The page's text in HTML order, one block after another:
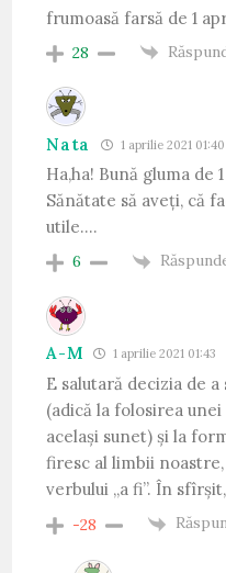
frumoasă farsă de 1
28
Nata 1 aprilie 2021 01:40
Ha,ha! Bună gluma de
Sănătate să aveți, că
utile….
6
A-M 1 aprilie 2021 01:43
E salutară decizia de
(adică la folosirea
același sunet) și la
firesc al limbii
verbului „a fi”. În
-28